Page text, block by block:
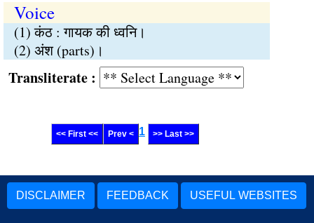
Voice
(1) कंठ : गायक की ध्वनि।
(2) अंश (parts)।
:
<< First << Prev < 1 >> Last >>
DISCLAIMER FEEDBACK USEFUL WEBSITES